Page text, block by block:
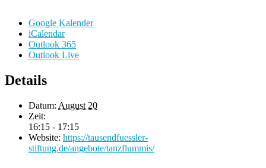
Google Kalender
iCalendar
Outlook 365
Outlook Live
Details
Datum: August 20
Zeit:
16:15 - 17:15
Website: https://tausendfuessler-
stiftung.de/angebote/tanzflummis/